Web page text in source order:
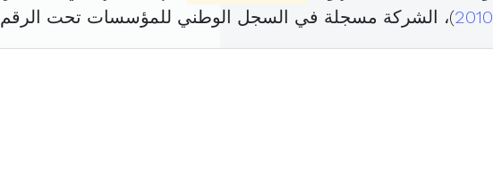
2010)، الشركة مسجلة في السجل الوطني للمؤسسات تحت الرقم